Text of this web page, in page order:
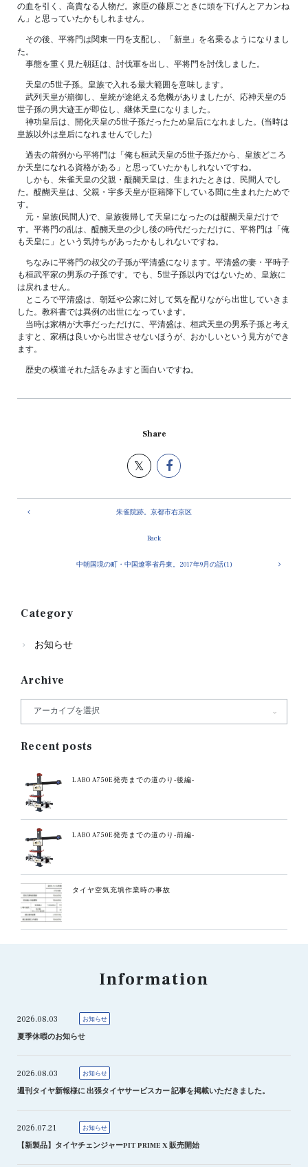
の血を引く、高貴なる人物だ。家臣の藤原ごときに頭を下げんとアカンね
ん」と思っていたかもしれません。
その後、平将門は関東一円を支配し、「新皇」を名乗るようになりまし
た。
事態を重く見た朝廷は、討伐軍を出し、平将門を討伐しました。
天皇の5世子孫。皇族で入れる最大範囲を意味します。
武列天皇が崩御し、皇統が途絶える危機がありましたが、応神天皇の5
世子孫の男大迹王が即位し、継体天皇になりました。
神功皇后は、開化天皇の5世子孫だったため皇后になれました。(当時は
皇族以外は皇后になれませんでした)
過去の前例から平将門は「俺も桓武天皇の5世子孫だから、皇族どころ
か天皇になれる資格がある」と思っていたかもしれないですね。
しかも、朱雀天皇の父親・醍醐天皇は、生まれたときは、民間人でし
た。醍醐天皇は、父親・宇多天皇が臣籍降下している間に生まれたためで
す。
元・皇族(民間人)で、皇族復帰して天皇になったのは醍醐天皇だけで
す。平将門の乱は、醍醐天皇の少し後の時代だっただけに、平将門は「俺
も天皇に」という気持ちがあったかもしれないですね。
ちなみに平将門の叔父の子孫が平清盛になります。平清盛の妻・平時子
も桓武平家の男系の子孫です。でも、5世子孫以内ではないため、皇族に
は戻れません。
ところで平清盛は、朝廷や公家に対して気を配りながら出世していきま
した。教科書では異例の出世になっています。
当時は家柄が大事だっただけに、平清盛は、桓武天皇の男系子孫と考え
ますと、家柄は良いから出世させないほうが、おかしいという見方ができ
ます。
歴史の横道それた話をみますと面白いですね。
Share
朱雀院跡。京都市右京区
Back
中朝国境の町・中国遼寧省丹東。2017年9月の話(1)
Category
お知らせ
Archive
Recent posts
LABO A750E発売までの道のり-後編-
LABO A750E発売までの道のり-前編-
タイヤ空気充填作業時の事故
Information
2026.08.03 お知らせ
夏季休暇のお知らせ
2026.08.03 お知らせ
週刊タイヤ新報様に 出張タイヤサービスカー 記事を掲載いただきました。
2026.07.21 お知らせ
【新製品】タイヤチェンジャーPIT PRIME X 販売開始